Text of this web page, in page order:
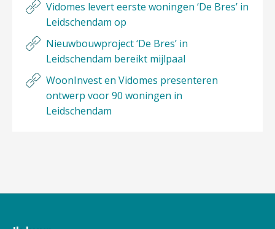
Vidomes levert eerste woningen ‘De Bres’ in
Leidschendam op
Nieuwbouwproject ‘De Bres’ in
Leidschendam bereikt mijlpaal
WoonInvest en Vidomes presenteren
ontwerp voor 90 woningen in
Leidschendam